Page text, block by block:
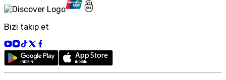
Bizi takip et